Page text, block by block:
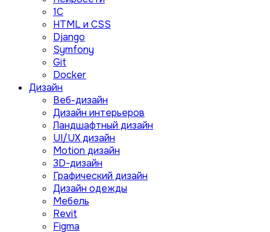
1C
HTML и CSS
Django
Symfony
Git
Docker
Дизайн
Веб-дизайн
Дизайн интерьеров
Ландшафтный дизайн
UI/UX дизайн
Motion дизайн
3D-дизайн
Графический дизайн
Дизайн одежды
Мебель
Revit
Figma